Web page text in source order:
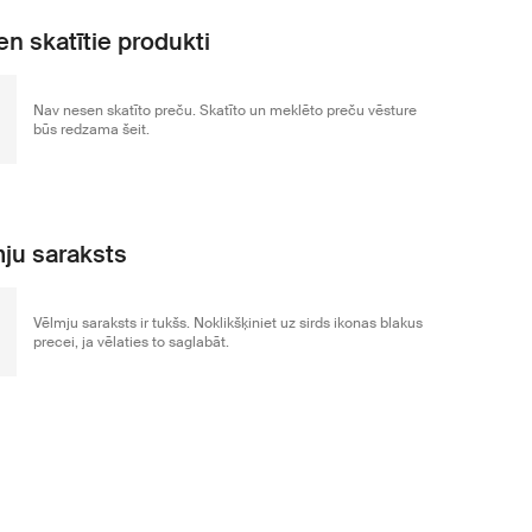
skatītie produkti
Nav nesen skatīto preču. Skatīto un meklēto preču vēsture
būs redzama šeit.
saraksts
Vēlmju saraksts ir tukšs. Noklikšķiniet uz sirds ikonas blakus
precei, ja vēlaties to saglabāt.